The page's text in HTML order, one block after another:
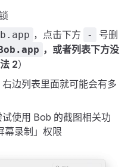
，点击下方 -
号删
，或者列表下方没
2）
边列表里面就可能会有多
使用 Bob 的截图相关功
幕录制」权限